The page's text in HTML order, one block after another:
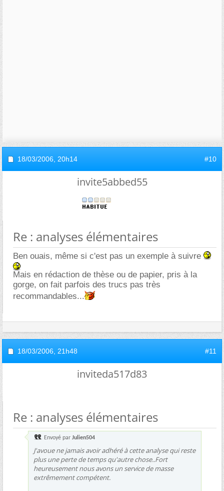
18/03/2006, 20h14 #10
invite5abbed55
Re : analyses élémentaires
Ben ouais, même si c'est pas un exemple à suivre
Mais en rédaction de thèse ou de papier, pris à la
gorge, on fait parfois des trucs pas très
recommandables...
18/03/2006, 21h48 #11
inviteda517d83
Re : analyses élémentaires
Envoyé par Julien504
J'avoue ne jamais avoir adhéré à cette analyse qui reste
plus une perte de temps qu'autre chose..Fort
heureusement nous avons un service de masse
extrêmement compétent.